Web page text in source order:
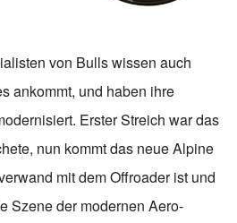
von Bulls wissen auch
ankommt, und haben ihre
Erster Streich war das
nun kommt das neue Alpine
mit dem Offroader ist und
Szene der modernen Aero-